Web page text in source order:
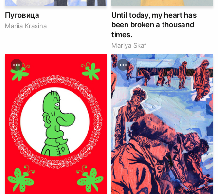
Пуговица
Mariia Krasina
Until today, my heart has
been broken a thousand
times.
Mariya Skaf